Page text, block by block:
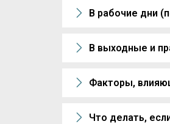
В рабочие дни
В выходные и
Факторы,
Что делать,